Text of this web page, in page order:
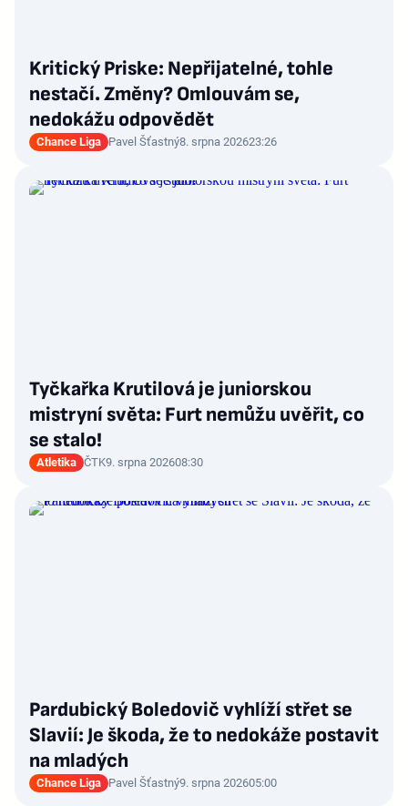
Kritický Priske: Nepřijatelné, tohle
nestačí. Změny? Omlouvám se,
nedokážu odpovědět
Chance Liga Pavel Šťastný8. srpna 202623:26
Tyčkařka Krutilová je juniorskou
mistryní světa: Furt nemůžu uvěřit, co
se stalo!
Atletika ČTK9. srpna 202608:30
Pardubický Boledovič vyhlíží střet se
Slavií: Je škoda, že to nedokáže postavit
na mladých
Chance Liga Pavel Šťastný9. srpna 202605:00